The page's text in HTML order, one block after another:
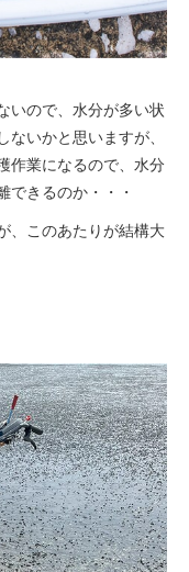
いので、水分が多い状
いかと思いますが、
作業になるので、水分
できるのか・・・
、このあたりが結構大